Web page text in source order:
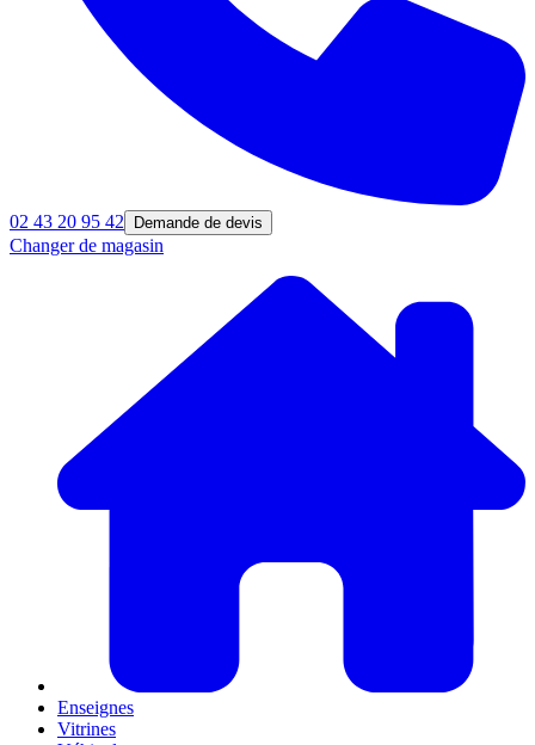
02 43 20 95 42 Demande de devis
Changer de magasin
Enseignes
Vitrines